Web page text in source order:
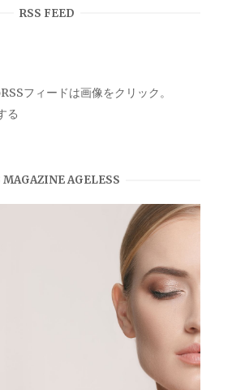
RSS FEED
フィードは画像をクリック。
る
MAGAZINE AGELESS